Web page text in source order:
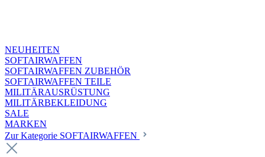
NEUHEITEN
SOFTAIRWAFFEN
SOFTAIRWAFFEN ZUBEHÖR
SOFTAIRWAFFEN TEILE
MILITÄRAUSRÜSTUNG
MILITÄRBEKLEIDUNG
SALE
MARKEN
Zur Kategorie SOFTAIRWAFFEN